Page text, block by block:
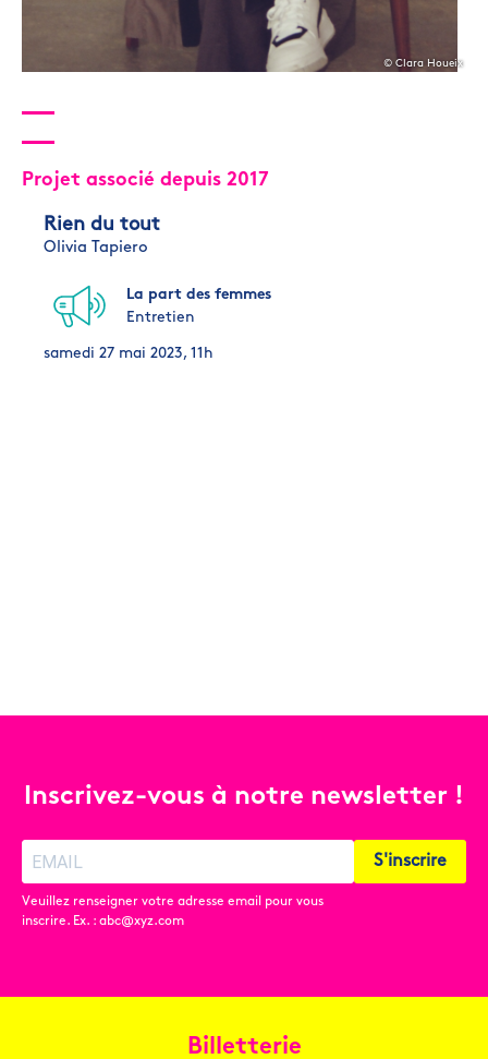
© Clara Houeix
Projet associé depuis 2017
Rien du tout
Olivia Tapiero
La part des femmes
Entretien
samedi 27 mai 2023, 11h
Inscrivez-vous à notre newsletter !
Veuillez renseigner votre adresse email pour vous
inscrire. Ex. : abc@xyz.com
S'inscrire
Billetterie